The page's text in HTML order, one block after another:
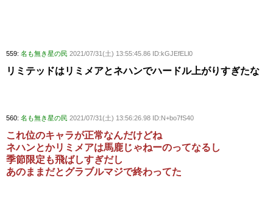
559: 名も無き星の民 2021/07/31(土) 13:55:45.86 ID:kGJEfELl0
リミテッドはリミメアとネハンでハードル上がりすぎたな
560: 名も無き星の民 2021/07/31(土) 13:56:26.98 ID:N+bo7fS40
これ位のキャラが正常なんだけどね
ネハンとかリミメアは馬鹿じゃねーのってなるし
季節限定も飛ばしすぎだし
あのままだとグラブルマジで終わってた